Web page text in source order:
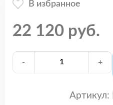
В избранное
22 120 руб.
- +
Артикул: